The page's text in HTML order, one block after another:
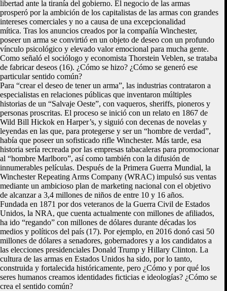
libertad ante la tiranía del gobierno. El negocio de las armas
prosperó por la ambición de los capitalistas de las armas con grandes
intereses comerciales y no a causa de una excepcionalidad
mítica. Tras los anuncios creados por la compañía Winchester,
poseer un arma se convirtió en un objeto de deseo con un profundo
vínculo psicológico y elevado valor emocional para mucha gente.
Como señaló el sociólogo y economista Thorstein Veblen, se trataba
de fabricar deseos (16). ¿Cómo se hizo? ¿Cómo se generó ese
particular sentido común?
Para “crear el deseo de tener un arma”, las industrias contrataron a
especialistas en relaciones públicas que inventaron múltiples
historias de un “Salvaje Oeste”, con vaqueros, sheriffs, pioneros y
personas proscritas. El proceso se inició con un relato en 1867 de
Wild Bill Hickok en Harper’s, y siguió con decenas de novelas y
leyendas en las que, para protegerse y ser un “hombre de verdad”,
había que poseer un sofisticado rifle Winchester. Más tarde, esa
historia sería recreada por las empresas tabacaleras para promocionar
al “hombre Marlboro”, así como también con la difusión de
innumerables películas. Después de la Primera Guerra Mundial, la
Winchester Repeating Arms Company (WRAC) impulsó sus ventas
mediante un ambicioso plan de marketing nacional con el objetivo
de alcanzar a 3,4 millones de niños de entre 10 y 16 años.
Fundada en 1871 por dos veteranos de la Guerra Civil de Estados
Unidos, la NRA, que cuenta actualmente con millones de afiliados,
ha ido “regando” con millones de dólares durante décadas los
medios y políticos del país (17). Por ejemplo, en 2016 donó casi 50
millones de dólares a senadores, gobernadores y a los candidatos a
las elecciones presidenciales Donald Trump y Hillary Clinton. La
cultura de las armas en Estados Unidos ha sido, por lo tanto,
construida y fortalecida históricamente, pero ¿Cómo y por qué los
seres humanos creamos identidades ficticias e ideologías? ¿Cómo se
crea el sentido común?